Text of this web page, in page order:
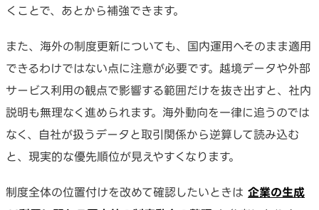
くことで、あとから補強できます。
また、海外の制度更新についても、国内運用へそのまま適用
できるわけではない点に注意が必要です。越境データや外部
サービス利用の観点で影響する範囲だけを抜き出すと、社内
説明も無理なく進められます。海外動向を一律に追うのでは
なく、自社が扱うデータと取引関係から逆算して読み込む
と、現実的な優先順位が見えやすくなります。
制度全体の位置付けを改めて確認したいときは 企業の生成